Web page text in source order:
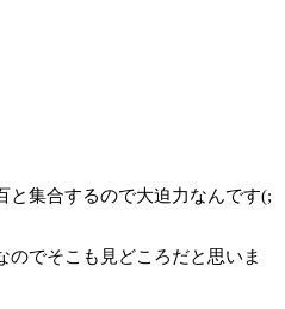
と集合するので大迫力なんです(;
のでそこも見どころだと思いま